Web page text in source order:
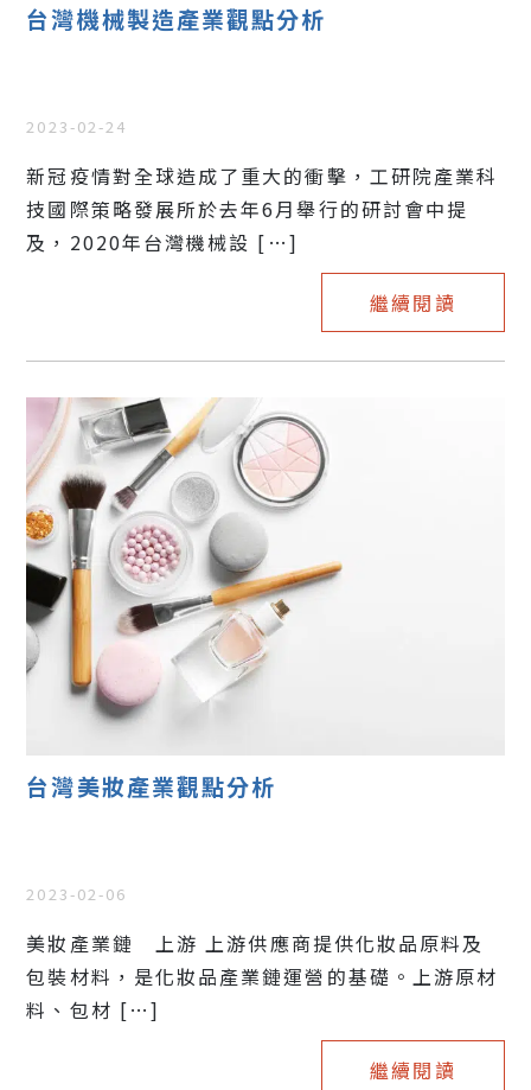
台灣機械製造產業觀點分析
2023-02-24
新冠疫情對全球造成了重大的衝擊，工研院產業科
技國際策略發展所於去年6月舉行的研討會中提
及，2020年台灣機械設 […]
繼續閱讀
台灣美妝產業觀點分析
2023-02-06
美妝產業鏈 上游 上游供應商提供化妝品原料及
包裝材料，是化妝品產業鏈運營的基礎。上游原材
料、包材 […]
繼續閱讀